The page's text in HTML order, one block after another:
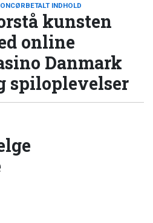
INDHOLD
kunsten
online
Danmark
spiloplevelser